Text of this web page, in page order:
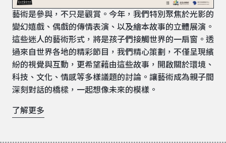
藝術是參與，不只是觀賞。今年，我們特別聚焦於光影的
變幻嬉戲、偶戲的傳情表演、以及繪本故事的立體展演。
這些迷人的藝術形式，將是孩子們接觸世界的一扇窗。透
過來自世界各地的精彩節目，我們精心策劃，不僅呈現繽
紛的視覺與互動，更希望藉由這些故事，開啟關於環境、
科技、文化、情感等多樣議題的討論。讓藝術成為親子間
深刻對話的橋樑，一起想像未來的模樣。
了解更多